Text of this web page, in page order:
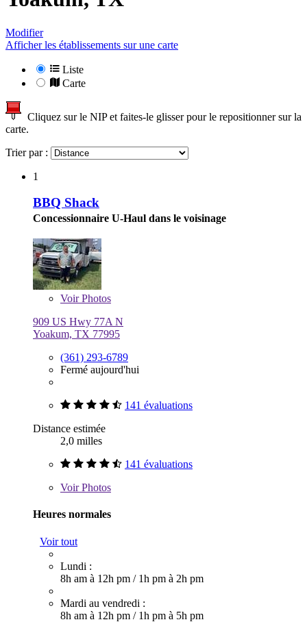
Modifier
Afficher les établissements sur une carte
Liste
Carte
Cliquez sur le NIP et faites-le glisser pour le repositionner sur la
carte.
Trier par :
1
BBQ Shack
Concessionnaire U-Haul dans le voisinage
VoirPhotos
909 US Hwy 77A N
Yoakum, TX 77995
(361) 293-6789
Fermé aujourd'hui
141 évaluations
Distance estimée
2,0 milles
141 évaluations
VoirPhotos
Heures normales
Voir tout
Lundi :
8h am à 12h pm / 1h pm à 2h pm
Mardi au vendredi :
8h am à 12h pm / 1h pm à 5h pm